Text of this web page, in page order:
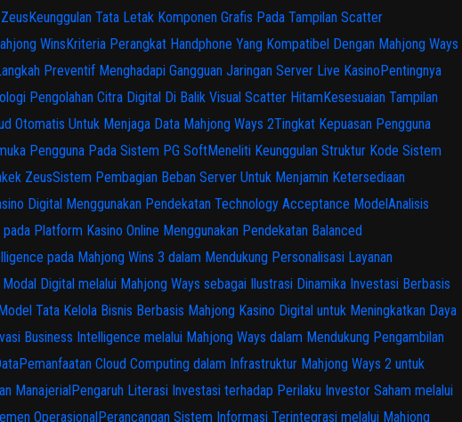
Keunggulan Tata Letak Komponen Grafis Pada Tampilan Scatter
WinsKriteria Perangkat Handphone Yang Kompatibel Dengan Mahjong Ways
Preventif Menghadapi Gangguan Jaringan Server Live KasinoPentingnya
Pengolahan Citra Digital Di Balik Visual Scatter HitamKesesuaian Tampilan
Otomatis Untuk Menjaga Data Mahjong Ways 2Tingkat Kepuasan Pengguna
Pengguna Pada Sistem PG SoftMeneliti Keunggulan Struktur Kode Sistem
ZeusSistem Pembagian Beban Server Untuk Menjamin Ketersediaan
Digital Menggunakan Pendekatan Technology Acceptance ModelAnalisis
Platform Kasino Online Menggunakan Pendekatan Balanced
pada Mahjong Wins 3 dalam Mendukung Personalisasi Layanan
Digital melalui Mahjong Ways sebagai Ilustrasi Dinamika Investasi Berbasis
Tata Kelola Bisnis Berbasis Mahjong Kasino Digital untuk Meningkatkan Daya
Business Intelligence melalui Mahjong Ways dalam Mendukung Pengambilan
Pemanfaatan Cloud Computing dalam Infrastruktur Mahjong Ways 2 untuk
ManajerialPengaruh Literasi Investasi terhadap Perilaku Investor Saham melalui
OperasionalPerancangan Sistem Informasi Terintegrasi melalui Mahjong